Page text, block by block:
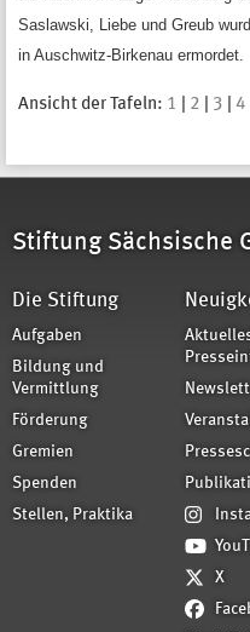
Saslawski, Liebe und Greub
in Auschwitz-Birkenau ermordet.
Ansicht der Tafeln: 1 2 3 4
Stiftung Sächsische
Die Stiftung
Aufgaben
Bildung und
Vermittlung
Förderung
Gremien
Spenden
Stellen, Praktika
X